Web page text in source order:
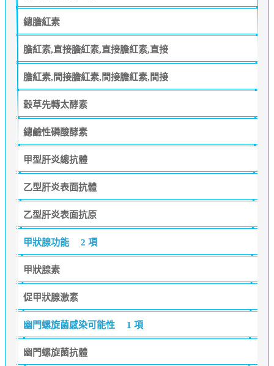
總膽紅素
膽紅素,直接膽紅素,直接膽紅素,直接
膽紅素,間接膽紅素,間接膽紅素,間接
穀草先轉太酵素
總鹼性磷酸酵素
甲型肝炎總抗體
乙型肝炎表面抗體
乙型肝炎表面抗原
甲狀腺功能 2 項
甲狀腺素
促甲狀腺激素
幽門螺旋菌感染可能性 1 項
幽門螺旋菌抗體